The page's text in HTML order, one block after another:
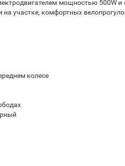
мощностью 500W
участке, комфортных
колесе